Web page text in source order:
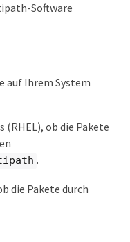
Software
auf Ihrem System
(RHEL), ob die Pakete
.
die Pakete durch